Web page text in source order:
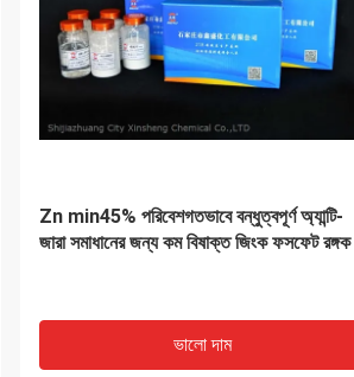
পেশাদার অ্যালুমিনিয়াম ডায়াগ্রিডেন ফসফেট অবাধ্য
বিপদাশঙ্কা তরল 13530-50-2
ভালো দাম